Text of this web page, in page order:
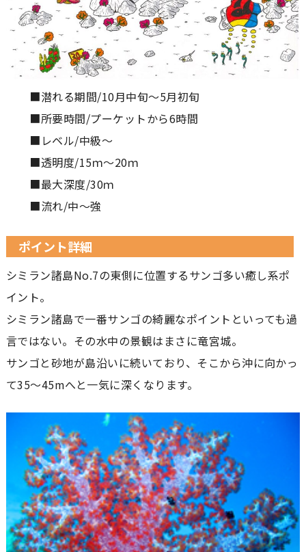
■潜れる期間/10月中旬～5月初旬
■所要時間/プーケットから6時間
■レベル/中級～
■透明度/15ｍ～20ｍ
■最大深度/30ｍ
■流れ/中～強
ポイント詳細
シミラン諸島No.7の東側に位置するサンゴ多い癒し系ポ
イント。
シミラン諸島で一番サンゴの綺麗なポイントといっても過
言ではない。その水中の景観はまさに竜宮城。
サンゴと砂地が島沿いに続いており、そこから沖に向かっ
て35～45mへと一気に深くなります。